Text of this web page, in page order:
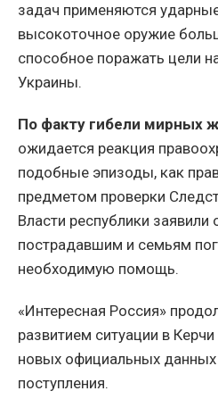
задач применяются
высокоточное оружие
способное поражать цели
Украины.
По факту гибели мирных
ожидается реакция
подобные эпизоды, как
предметом проверки
Власти республики заявили
пострадавшим и семьям
необходимую помощь.
«Интересная Россия»
развитием ситуации в
новых официальных данных
поступления.